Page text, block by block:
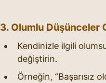
3. Olumlu Düşünceler
Kendinizle ilgili
değiştirin.
Örneğin, “Başarısız